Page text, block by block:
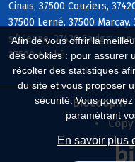
Afin de vous offrir la
des cookies : pour assurer
récolter des statistiques
du site et vous proposer
sécurité. Vous
paramétrant
En savoir plus
Cinais, 37500 Couziers,
37500 Lerné, 37500
s/Vienne, 37420 Savigny-
37500 Anché
Biocoop.fr